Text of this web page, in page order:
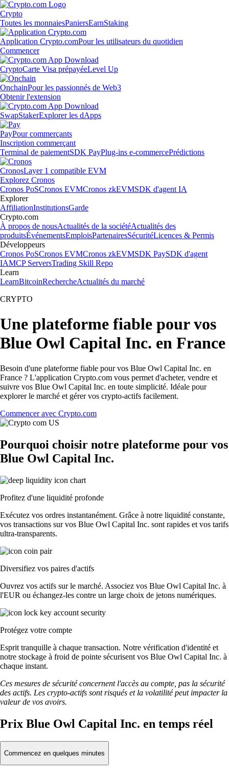
Crypto
Toutes les monnaiesPaniersEarnStaking
Application Crypto.comPour les utilisateurs du quotidien
Commencer
CryptoCarte Visa prépayéeLevel Up
OnchainPour les passionnés de Web3
Obtenir l'extension
SwapStakerExplorer les dApps
PayPour commerçants
Inscription commerçant
Terminal de paiementSDK PayPlug-ins e-commercePrédictions
CronosLayer 1 compatible EVM
Explorez Cronos
Cronos PoSCronos EVMCronos zkEVMSDK d'agent IA
Explorer
AffiliationInstitutionsGarde
Crypto.com
À propos de nousActualités de la sociétéActualités des
produitsÉvénementsEmploisPartenairesSécuritéLicences & Permis
Développeurs
Cronos PoSCronos EVMCronos zkEVMSDK PaySDK d'agent
IAMCP ServersTrading Skill Repo
Learn
LearnBitcoinRechercheActualités du marché
CRYPTO
Une plateforme fiable pour vos
Blue Owl Capital Inc. en France
Besoin d'une plateforme fiable pour vos Blue Owl Capital Inc. en
France ? L'application Crypto.com vous permet d'acheter, vendre et
suivre vos Blue Owl Capital Inc. en toute simplicité. Idéale pour
explorer le marché et gérer vos crypto-actifs facilement.
Commencer avec Crypto.com
Pourquoi choisir notre plateforme pour vos
Blue Owl Capital Inc.
Profitez d'une liquidité profonde
Exécutez vos ordres instantanément. Grâce à notre liquidité constante,
vos transactions sur vos Blue Owl Capital Inc. sont rapides et vos tarifs
ultra-transparents.
Diversifiez vos paires d'actifs
Ouvrez vos actifs sur le marché. Associez vos Blue Owl Capital Inc. à
l'EUR ou échangez-les contre un large choix de jetons numériques.
Protégez votre compte
Esprit tranquille à chaque transaction. Notre vérification d'identité et
notre stockage à froid de pointe sécurisent vos Blue Owl Capital Inc. à
chaque instant.
Ces mesures de sécurité concernent l'accès au compte, pas la sécurité
des actifs. Les crypto-actifs sont risqués et la volatilité peut impacter la
valeur de vos avoirs.
Prix Blue Owl Capital Inc. en temps réel
Commencez en quelques minutes